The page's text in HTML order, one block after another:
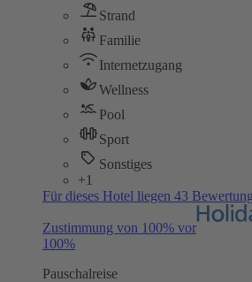
Strand
Familie
Internetzugang
Wellness
Pool
Sport
Sonstiges
+1
Für dieses Hotel liegen 43
Zustimmung von 100% vor
100%
Pauschalreise